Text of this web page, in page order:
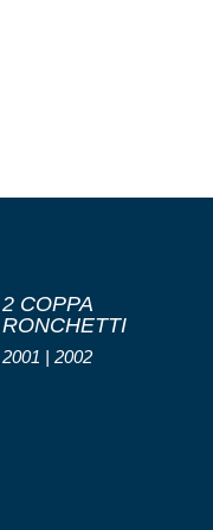
2 COPPA
RONCHETTI
2001 | 2002